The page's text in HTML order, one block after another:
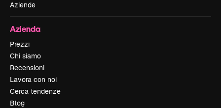
Aziende
Azienda
Prezzi
Chi siamo
Recensioni
Lavora con noi
Cerca tendenze
Blog